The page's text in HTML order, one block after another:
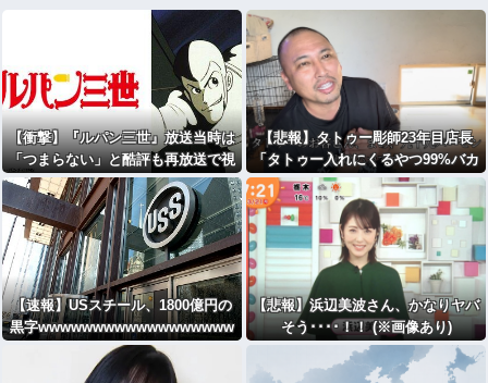
【衝撃】『ルパン三世』放送当時は
「つまらない」と酷評も再放送で視
聴率30％超えｗｗｗｗｗｗｗｗｗｗ
【悲報】タトゥー彫師23年目店長
「タトゥー入れにくるやつ99%バカ
です」
【速報】USスチール、1800億円の
黒字wwwwwwwwwwwwwwwwww
wwwwww
【悲報】浜辺美波さん、かなりヤバ
そう････！！ (※画像あり)